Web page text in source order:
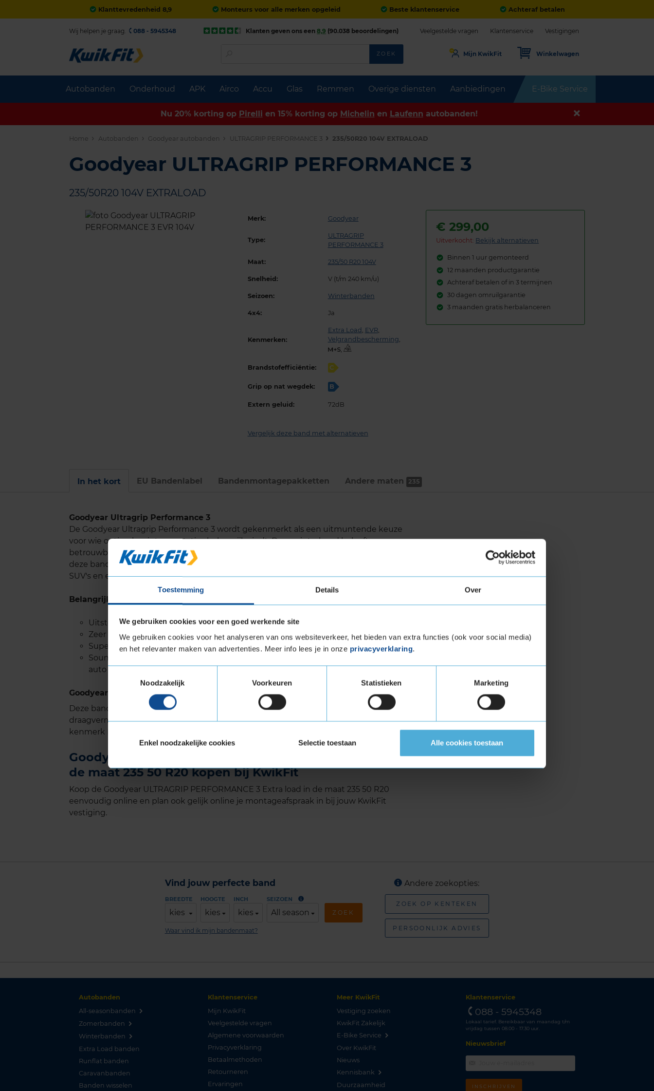
Toestemming Details Over
We gebruiken cookies voor een goed werkende site
We gebruiken cookies voor het analyseren van ons websiteverkeer, het bieden van extra functies (ook voor social media)
en het relevanter maken van advertenties. Meer info lees je in onze privacyverklaring.
Noodzakelijk
Voorkeuren Statistieken Marketing
Enkel noodzakelijke cookies Selectie toestaan Alle cookies toestaan
Klanttevredenheid 8,9 Monteurs voor alle merken opgeleid Beste klantenservice Achteraf betalen
Autobanden Onderhoud APK Airco Accu Glas Remmen Overige diensten Aanbiedingen E-Bike Service
Wij helpen je graag. 088 - 5945348 Klanten geven ons een 8,9 (90.038 beoordelingen) Veelgestelde vragen Klantenservice Vestigingen
ZOEK Mijn KwikFit Winkelwagen
Nu 20% korting op Pirelli en 15% korting op Michelin en Laufenn autobanden!
Home Autobanden Goodyear autobanden ULTRAGRIP PERFORMANCE 3 235/50R20 104V EXTRALOAD
Goodyear ULTRAGRIP PERFORMANCE 3
235/50R20 104V EXTRALOAD
Merk: Goodyear
Type:
ULTRAGRIP
PERFORMANCE 3
Maat: 235/50 R20 104V
Snelheid: V (t/m 240 km/u)
Seizoen: Winterbanden
4x4: Ja
Kenmerken:
Extra Load , EVR,
Velgrandbescherming,
,
Brandstofefficiëntie: C
Grip op nat wegdek: B
Extern geluid: 72dB
Vergelijk deze band met alternatieven
€299,00
Uitverkocht: Bekijk alternatieven
Binnen 1 uur gemonteerd
12 maanden productgarantie
Achteraf betalen of in 3 termijnen
30 dagen omruilgarantie
3 maanden gratis herbalanceren
In het kort EU Bandenlabel Bandenmontage­pakketten Andere maten 235
Goodyear Ultragrip Performance 3
De Goodyear Ultragrip Performance 3 wordt gekenmerkt als een uitmuntende keuze
voor wie optimale winterprestaties belangrijk vindt. Deze winterband belooft
betrouwbare handling en tractie onder diverse koude weersomstandigheden, wat
deze band een ideale keuze maakt voor een breed scala aan voertuigen, waaronder
SUV's en elektrische auto's.
Belangrijke eigenschappen
Uitstekende grip op sneeuw, mede dankzij de SnowProtect-technologie
Zeer goede prestaties op nat wegdek
Superieure remcapaciteit op sneeuw
SoundComfort technologie zorgt ervoor dat het interne geluidsniveau van de
auto tot wel 50% vermindert
Goodyear ULTRAGRIP PERFORMANCE 3 met Extra Load (verstevigde band)
Deze band is ook geschikt voor voertuigen die banden met een hoger
draagvermogen nodig hebben. Verstevigde banden zijn te herkennen aan het
kenmerk Extra Load.
Goodyear ULTRAGRIP PERFORMANCE 3 Extra load in
de maat 235 50 R20 kopen bij KwikFit
Koop de Goodyear ULTRAGRIP PERFORMANCE 3 Extra load in de maat 235 50 R20
eenvoudig online en plan ook gelijk online je montageafspraak in bij jouw KwikFit
vestiging.
Vind jouw perfecte band
BREEDTE
kies
HOOGTE
kies
INCH
kies
SEIZOEN
All season ZOEK
Waar vind ik mijn bandenmaat?
Andere zoekopties:
ZOEK OP KENTEKEN
PERSOONLIJK ADVIES
Autobanden
All-seasonbanden
Zomerbanden
Winterbanden
Extra Load banden
Runflat banden
Caravanbanden
Banden wisselen
Klantenservice
Mijn KwikFit
Veelgestelde vragen
Algemene voorwaarden
Privacyverklaring
Betaalmethoden
Retourneren
Ervaringen
Meer KwikFit
Vestiging zoeken
KwikFit Zakelijk
E-Bike Service
Over KwikFit
Nieuws
Kennisbank
Duurzaamheid
Klantenservice
088 - 5945348
Lokaal tarief. Bereikbaar van maandag t/m
vrijdag tussen 08.00 - 17.30 uur.
Nieuwsbrief
INSCHRIJVEN